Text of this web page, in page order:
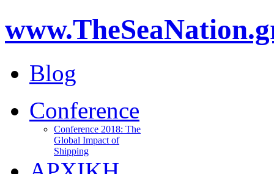
Blog
Conference
Conference 2018: The
Global Impact of
Shipping